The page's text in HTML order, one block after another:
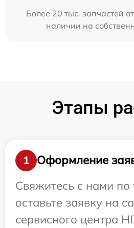
Более 20 тыс. запчастей
наличии на
Этапы
1
Оформление
Свяжитесь с нами
оставьте заявку на
сервисного центра